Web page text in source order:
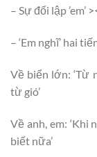
– Sự đối lập
– ‘Em nghĩ’ hai
Về biển lớn: ‘Từ
từ gió’
Về anh, em: ‘Khi
biết nữa’